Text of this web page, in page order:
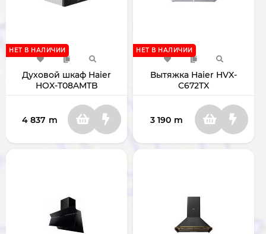
Духовой шкаф Haier
HOX-T08AMTB
НЕТ В НАЛИЧИИ
4 837 m
Вытяжка Haier HVX-
C672TX
НЕТ В НАЛИЧИИ
3 190 m